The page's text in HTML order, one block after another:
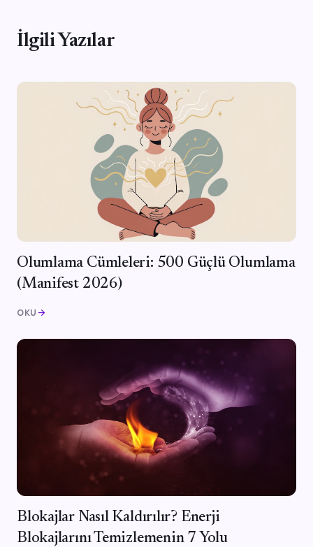
İlgili Yazılar
Olumlama Cümleleri: 500 Güçlü Olumlama
(Manifest 2026)
OKU arrow_forward
Blokajlar Nasıl Kaldırılır? Enerji
Blokajlarını Temizlemenin 7 Yolu